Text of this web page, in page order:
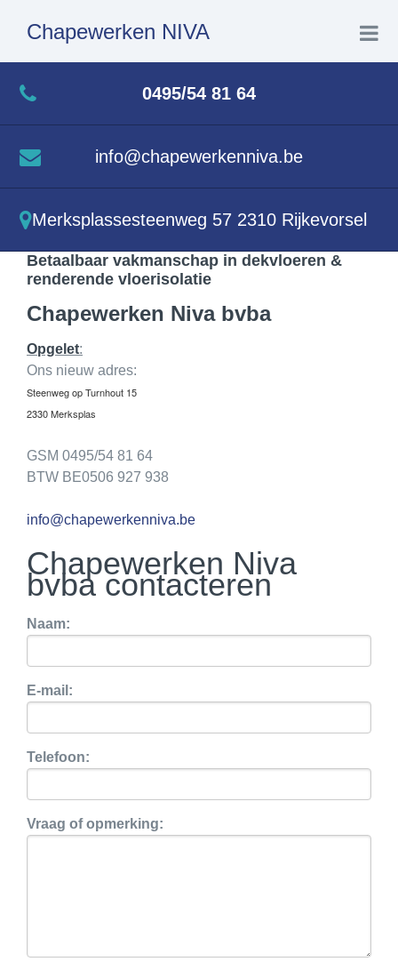
Chapewerken NIVA
Home
Excellfloor
Contact
0495/54 81 64
info@chapewerkenniva.be
Merksplassesteenweg 57 2310 Rijkevorsel
Betaalbaar vakmanschap in dekvloeren &
renderende vloerisolatie
Chapewerken Niva bvba
Opgelet:
Ons nieuw adres:
Steenweg op Turnhout 15
2330 Merksplas
GSM 0495/54 81 64
BTW BE0506 927 938
info@chapewerkenniva.be
Chapewerken Niva
bvba contacteren
Naam:
E-mail:
Telefoon:
Vraag of opmerking: